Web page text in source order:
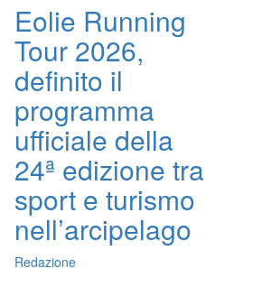
Eolie Running
Tour 2026,
definito il
programma
ufficiale della
24ª edizione tra
sport e turismo
nell’arcipelago
Redazione